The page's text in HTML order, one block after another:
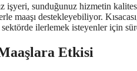
işyeri, sunduğunuz hizmetin
maaşı destekleyebiliyor.
ilerlemek isteyenler için
Etkisi